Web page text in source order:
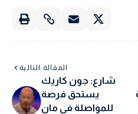
المقالة التالية
شارع: جون كاريك
يستحق فرصة
للمواصلة في مان